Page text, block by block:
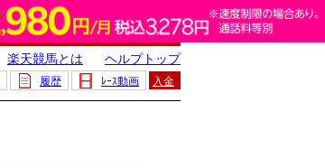
楽天競馬とは ヘルプトップ
履歴 ﾚｰｽ動画 入金